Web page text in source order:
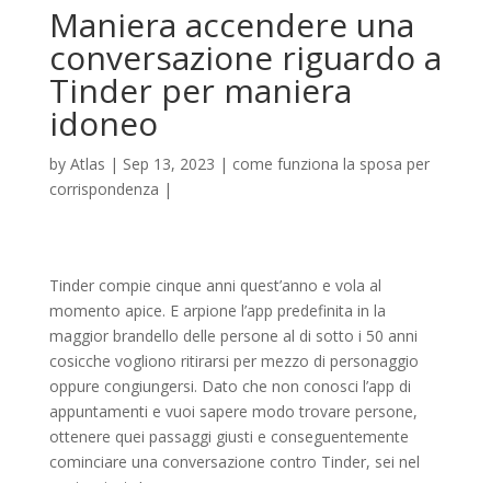
Maniera accendere una
conversazione riguardo a
Tinder per maniera
idoneo
by Atlas | Sep 13, 2023 | come funziona la sposa per
corrispondenza |
Tinder compie cinque anni quest’anno e vola al
momento apice. E arpione l’app predefinita in la
maggior brandello delle persone al di sotto i 50 anni
cosicche vogliono ritirarsi per mezzo di personaggio
oppure congiungersi. Dato che non conosci l’app di
appuntamenti e vuoi sapere modo trovare persone,
ottenere quei passaggi giusti e conseguentemente
cominciare una conversazione contro Tinder, sei nel